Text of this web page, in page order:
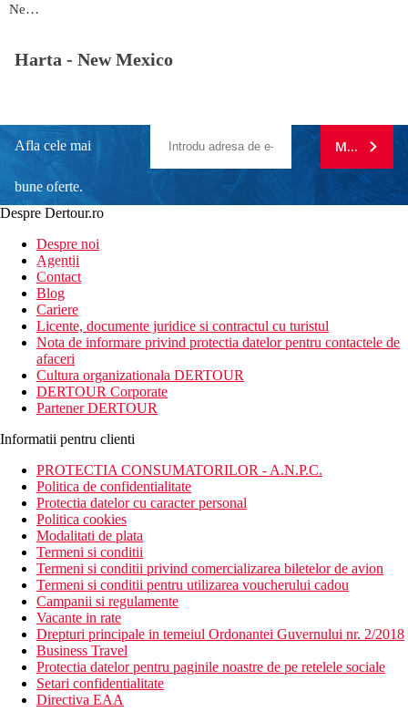
New Mexico
Harta - New Mexico
Afla cele mai
bune oferte.
newsletter!
MA
Despre Dertour.ro
Despre noi
Agentii
Contact
Blog
Cariere
Licente, documente juridice si contractul cu turistul
Nota de informare privind protectia datelor pentru contactele de
afaceri
Cultura organizationala DERTOUR
DERTOUR Corporate
Partener DERTOUR
Informatii pentru clienti
PROTECTIA CONSUMATORILOR - A.N.P.C.
Politica de confidentialitate
Protectia datelor cu caracter personal
Politica cookies
Modalitati de plata
Termeni si conditii
Termeni si conditii privind comercializarea biletelor de avion
Termeni si conditii pentru utilizarea voucherului cadou
Campanii si regulamente
Vacante in rate
Drepturi principale in temeiul Ordonantei Guvernului nr. 2/2018
Business Travel
Protectia datelor pentru paginile noastre de pe retelele sociale
Setari confidentialitate
Directiva EAA